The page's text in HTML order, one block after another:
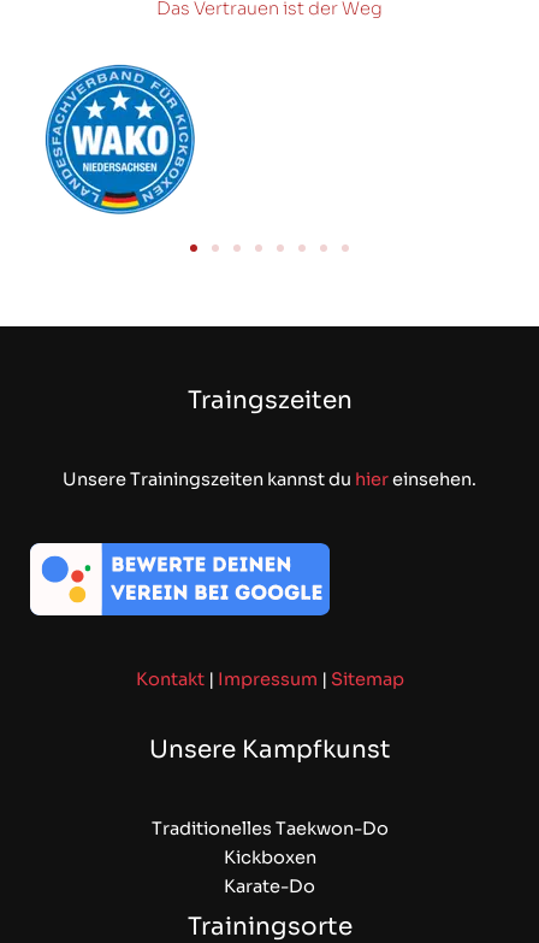
Das Vertrauen ist der Weg
Traingszeiten
Unsere Trainingszeiten kannst du hiereinsehen.
Kontakt | Impressum | Sitemap
Unsere Kampfkunst
Traditionelles Taekwon-Do
Kickboxen
Karate-Do
Trainingsorte